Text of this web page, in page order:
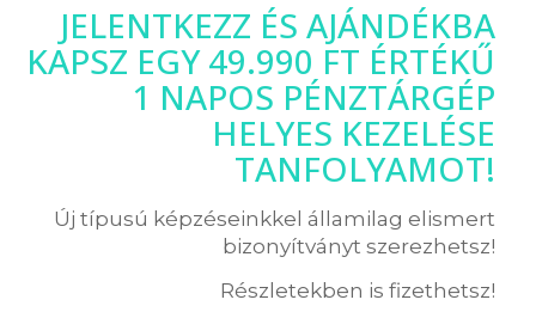
JELENTKEZZ ÉS AJÁNDÉKBA
KAPSZ EGY 49.990 FT ÉRTÉKŰ
1 NAPOS PÉNZTÁRGÉP
HELYES KEZELÉSE
TANFOLYAMOT!
Új típusú képzéseinkkel államilag elismert
bizonyítványt szerezhetsz!
Részletekben is fizethetsz!